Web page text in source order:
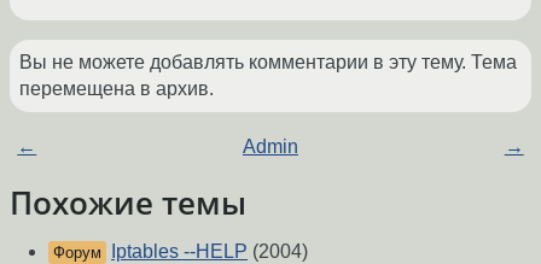
Вы не можете добавлять комментарии в эту тему. Тема
перемещена в архив.
← Admin →
Похожие темы
Форум Iptables --HELP (2004)